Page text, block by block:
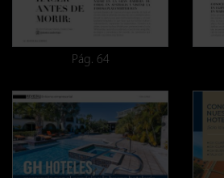
Pág. 64